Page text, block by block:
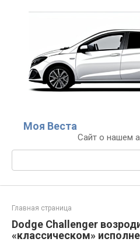
Моя Веста
Сайт о нашем
Поиск:
Главная страница
Dodge Challenger
«классическом»